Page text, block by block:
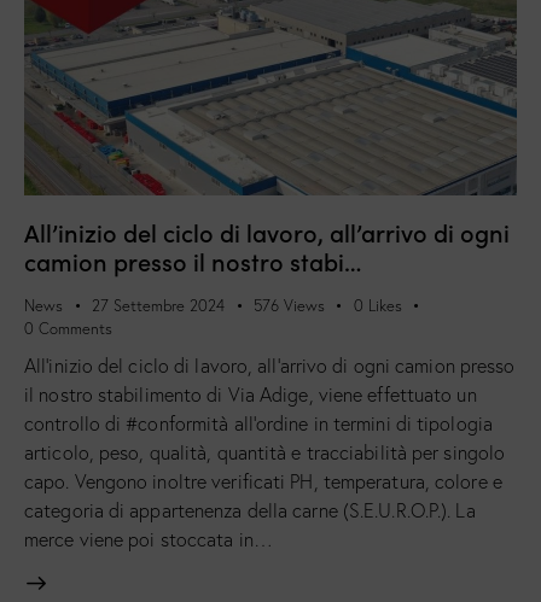
All’inizio del ciclo di lavoro, all’arrivo di ogni
camion presso il nostro stabi…
News 27 Settembre 2024 576 Views 0 Likes
0 Comments
All'inizio del ciclo di lavoro, all'arrivo di ogni camion presso
il nostro stabilimento di Via Adige, viene effettuato un
controllo di #conformità all’ordine in termini di tipologia
articolo, peso, qualità, quantità e tracciabilità per singolo
capo. Vengono inoltre verificati PH, temperatura, colore e
categoria di appartenenza della carne (S.E.U.R.O.P.). La
merce viene poi stoccata in…